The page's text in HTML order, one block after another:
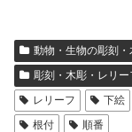
動物・生物の彫刻
彫刻・木彫・レリ
レリーフ
下絵
根付
順番